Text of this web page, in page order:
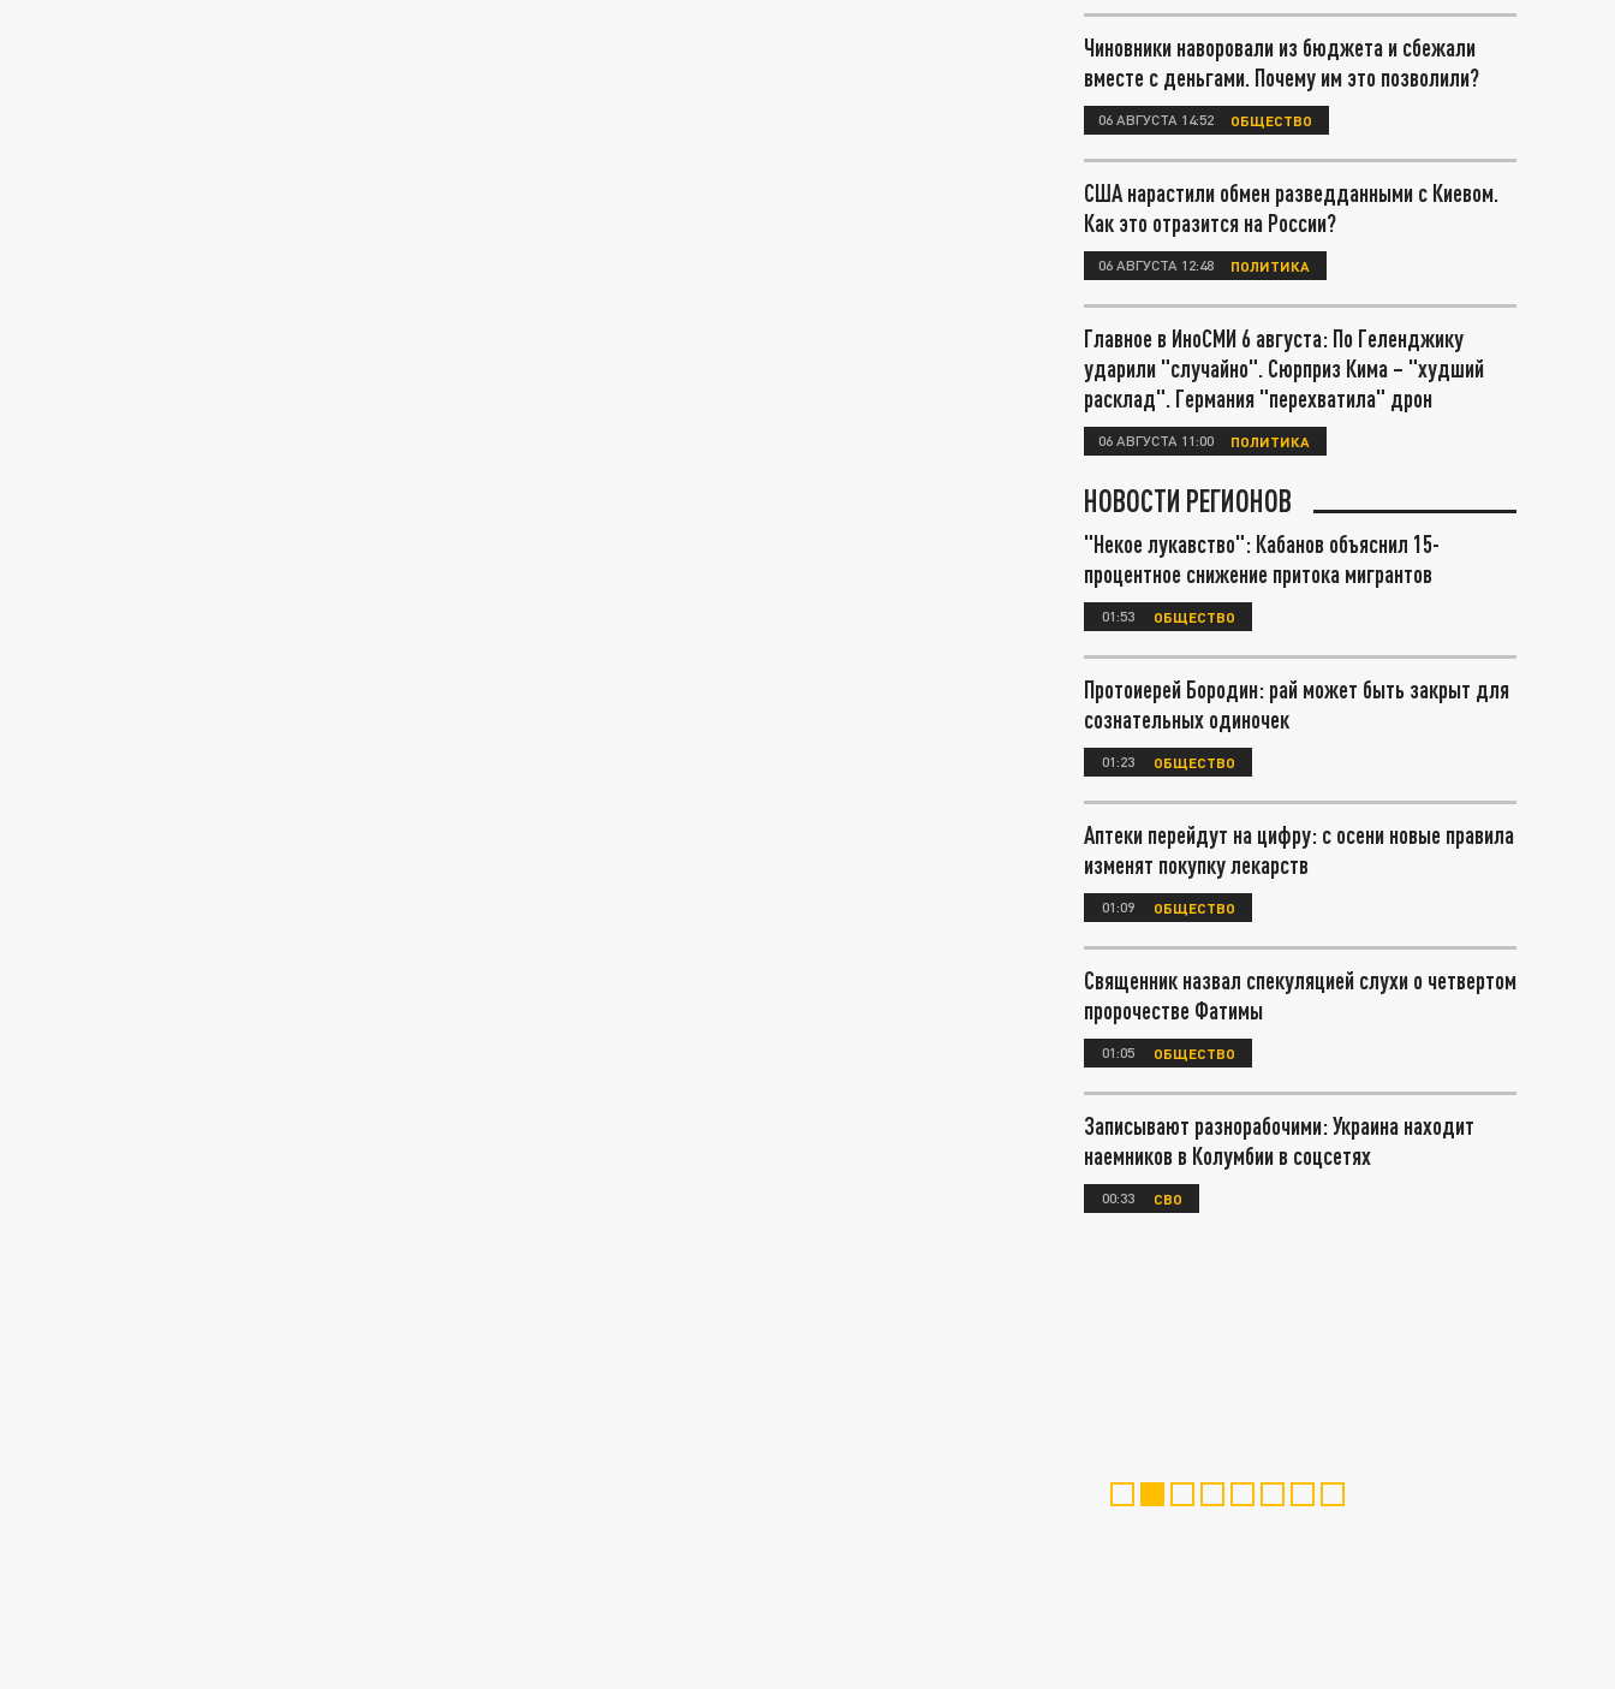
Чиновники наворовали из бюджета и сбежали
вместе с деньгами. Почему им это позволили?
06 АВГУСТА 14:52 ОБЩЕСТВО
США нарастили обмен разведданными с Киевом.
Как это отразится на России?
06 АВГУСТА 12:48 ПОЛИТИКА
Главное в ИноСМИ 6 августа: По Геленджику
ударили "случайно". Сюрприз Кима – "худший
расклад". Германия "перехватила" дрон
06 АВГУСТА 11:00 ПОЛИТИКА
НОВОСТИ РЕГИОНОВ
"Некое лукавство": Кабанов объяснил 15-
процентное снижение притока мигрантов
01:53 ОБЩЕСТВО
Протоиерей Бородин: рай может быть закрыт для
сознательных одиночек
01:23 ОБЩЕСТВО
Аптеки перейдут на цифру: с осени новые правила
изменят покупку лекарств
01:09 ОБЩЕСТВО
Священник назвал спекуляцией слухи о четвертом
пророчестве Фатимы
01:05 ОБЩЕСТВО
Записывают разнорабочими: Украина находит
наемников в Колумбии в соцсетях
00:33 СВО